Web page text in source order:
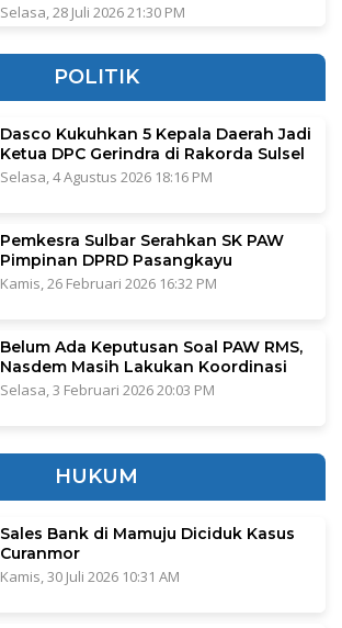
Selasa, 28 Juli 2026 21:30 PM
POLITIK
Dasco Kukuhkan 5 Kepala Daerah Jadi
Ketua DPC Gerindra di Rakorda Sulsel
Selasa, 4 Agustus 2026 18:16 PM
Pemkesra Sulbar Serahkan SK PAW
Pimpinan DPRD Pasangkayu
Kamis, 26 Februari 2026 16:32 PM
Belum Ada Keputusan Soal PAW RMS,
Nasdem Masih Lakukan Koordinasi
Selasa, 3 Februari 2026 20:03 PM
HUKUM
Sales Bank di Mamuju Diciduk Kasus
Curanmor
Kamis, 30 Juli 2026 10:31 AM